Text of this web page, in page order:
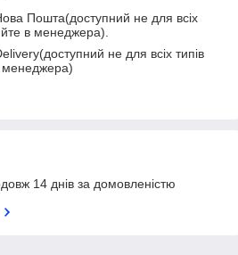
Пошта(доступний не для всіх
в менеджера).
не для всіх типів
менеджера)
14 днів за домовленістю